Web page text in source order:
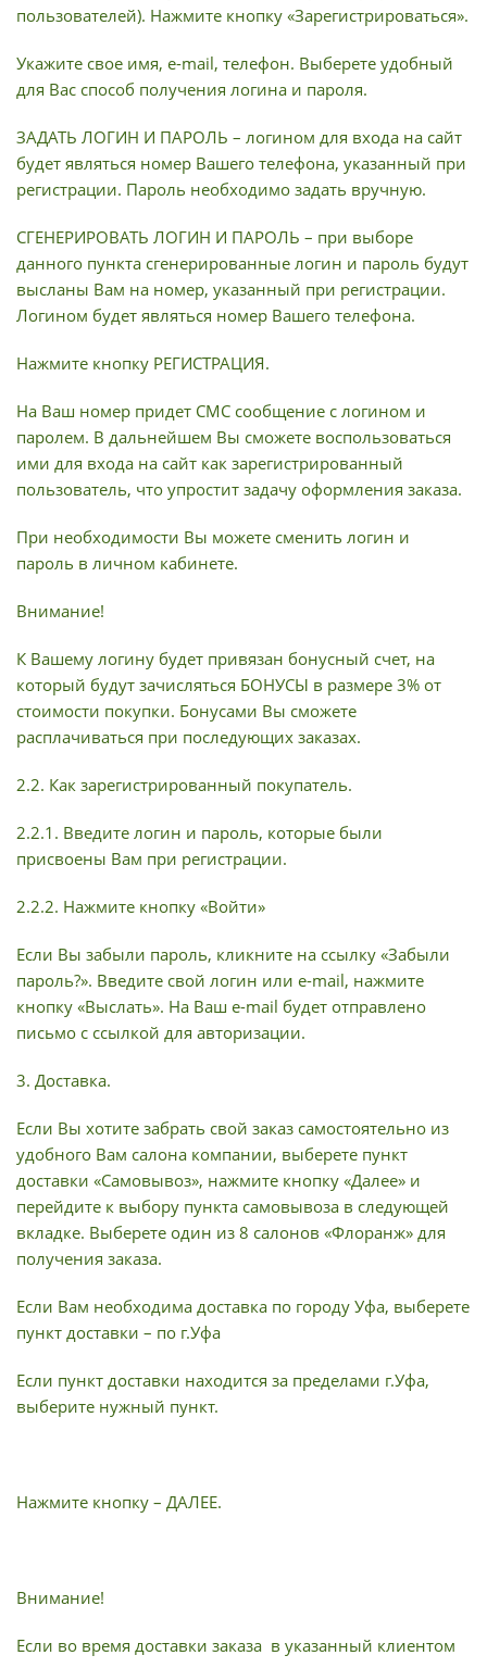
пользователей). Нажмите кнопку «Зарегистрироваться».
Укажите свое имя, e-mail, телефон. Выберете удобный
для Вас способ получения логина и пароля.
ЗАДАТЬ ЛОГИН И ПАРОЛЬ – логином для входа на сайт
будет являться номер Вашего телефона, указанный при
регистрации. Пароль необходимо задать вручную.
СГЕНЕРИРОВАТЬ ЛОГИН И ПАРОЛЬ – при выборе
данного пункта сгенерированные логин и пароль будут
высланы Вам на номер, указанный при регистрации.
Логином будет являться номер Вашего телефона.
Нажмите кнопку РЕГИСТРАЦИЯ.
На Ваш номер придет СМС сообщение с логином и
паролем. В дальнейшем Вы сможете воспользоваться
ими для входа на сайт как зарегистрированный
пользователь, что упростит задачу оформления заказа.
При необходимости Вы можете сменить логин и
пароль в личном кабинете.
Внимание!
К Вашему логину будет привязан бонусный счет, на
который будут зачисляться БОНУСЫ в размере 3% от
стоимости покупки. Бонусами Вы сможете
расплачиваться при последующих заказах.
2.2. Как зарегистрированный покупатель.
2.2.1. Введите логин и пароль, которые были
присвоены Вам при регистрации.
2.2.2. Нажмите кнопку «Войти»
Если Вы забыли пароль, кликните на ссылку «Забыли
пароль?». Введите свой логин или e-mail, нажмите
кнопку «Выслать». На Ваш e-mail будет отправлено
письмо с ссылкой для авторизации.
3. Доставка.
Если Вы хотите забрать свой заказ самостоятельно из
удобного Вам салона компании, выберете пункт
доставки «Самовывоз», нажмите кнопку «Далее» и
перейдите к выбору пункта самовывоза в следующей
вкладке. Выберете один из 8 салонов «Флоранж» для
получения заказа.
Если Вам необходима доставка по городу Уфа, выберете
пункт доставки – по г.Уфа
Если пункт доставки находится за пределами г.Уфа,
выберите нужный пункт.
Нажмите кнопку – ДАЛЕЕ.
Внимание!
Если во время доставки заказа в указанный клиентом